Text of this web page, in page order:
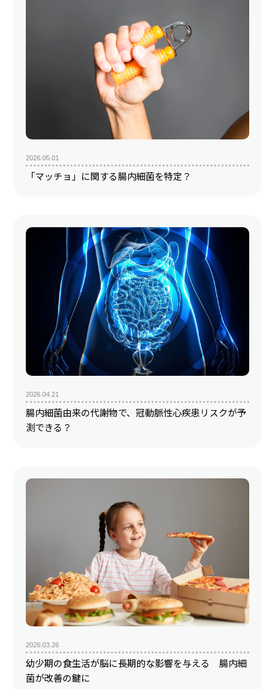
2026.05.01
「マッチョ」に関する腸内細菌を特定？
2026.04.21
腸内細菌由来の代謝物で、冠動脈性心疾患リスクが予
測できる？
2026.03.26
幼少期の食生活が脳に長期的な影響を与える 腸内細
菌が改善の鍵に